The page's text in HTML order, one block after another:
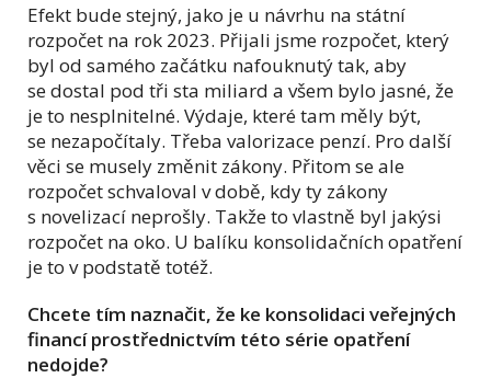
Efekt bude stejný, jako je u návrhu na státní
rozpočet na rok 2023. Přijali jsme rozpočet, který
byl od samého začátku nafouknutý tak, aby
se dostal pod tři sta miliard a všem bylo jasné, že
je to nesplnitelné. Výdaje, které tam měly být,
se nezapočítaly. Třeba valorizace penzí. Pro další
věci se musely změnit zákony. Přitom se ale
rozpočet schvaloval v době, kdy ty zákony
s novelizací neprošly. Takže to vlastně byl jakýsi
rozpočet na oko. U balíku konsolidačních opatření
je to v podstatě totéž.
Chcete tím naznačit, že ke konsolidaci veřejných
financí prostřednictvím této série opatření
nedojde?